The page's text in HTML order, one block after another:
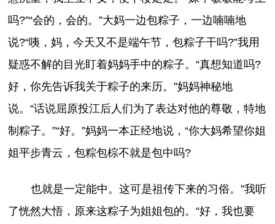
吗?”“会的，会的。”大妈一边包粽子，一边喃喃地
说?“咦，妈，今天又不是端午节，包粽子干吗?”我用
疑惑不解的目光盯着妈妈手中的粽子。“真想知道吗?
好，你先告诉我关于粽子的来历。”妈妈神秘地
说。“话说屈原投江后人们为了表达对他的尊敬，特地
制粽子。”“好。”妈妈一本正经地说，“你大妈希望你姐
姐平步青云，包粽包棕不就是包中吗?
也就是一定能中。这可是祖传下来的习俗。”我听
了恍然大悟，原来这粽子为姐姐包的。“好，我也要